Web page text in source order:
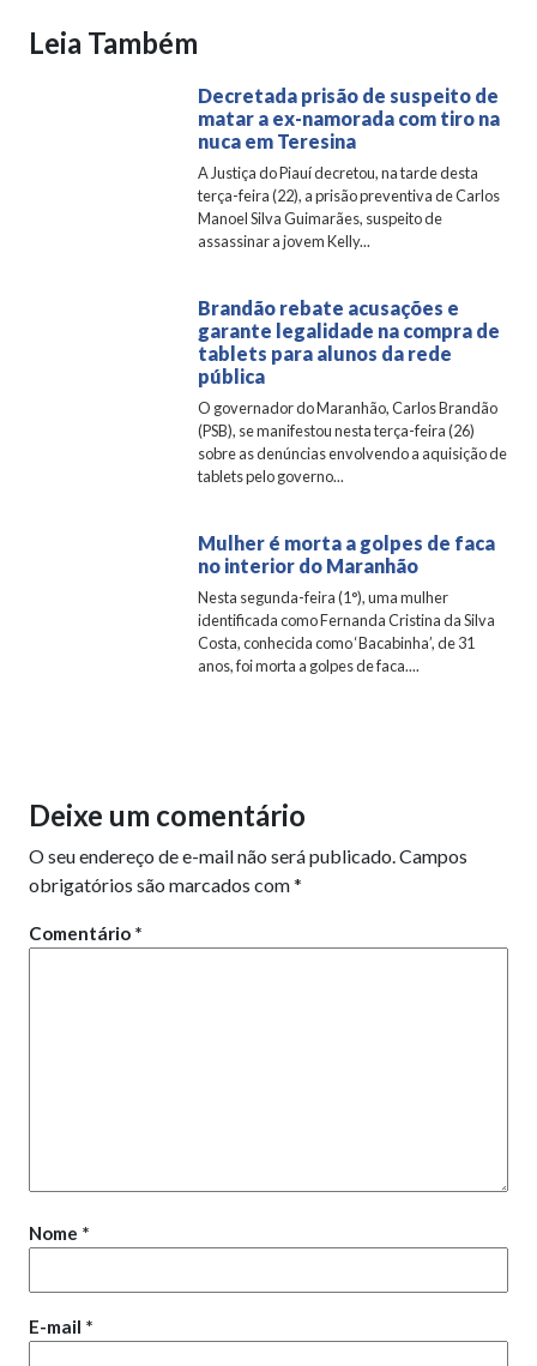
Leia Também
Decretada prisão de suspeito de
matar a ex-namorada com tiro na
nuca em Teresina
A Justiça do Piauí decretou, na tarde desta
terça-feira (22), a prisão preventiva de Carlos
Manoel Silva Guimarães, suspeito de
assassinar a jovem Kelly...
Brandão rebate acusações e
garante legalidade na compra de
tablets para alunos da rede
pública
O governador do Maranhão, Carlos Brandão
(PSB), se manifestou nesta terça-feira (26)
sobre as denúncias envolvendo a aquisição de
tablets pelo governo...
Mulher é morta a golpes de faca
no interior do Maranhão
Nesta segunda-feira (1°), uma mulher
identificada como Fernanda Cristina da Silva
Costa, conhecida como ‘Bacabinha’, de 31
anos, foi morta a golpes de faca....
Deixe um comentário
O seu endereço de e-mail não será publicado.Campos
obrigatórios são marcados com*
Comentário *
Nome *
E-mail *